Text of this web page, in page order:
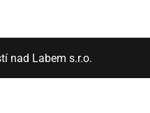
nad Labem s.r.o.